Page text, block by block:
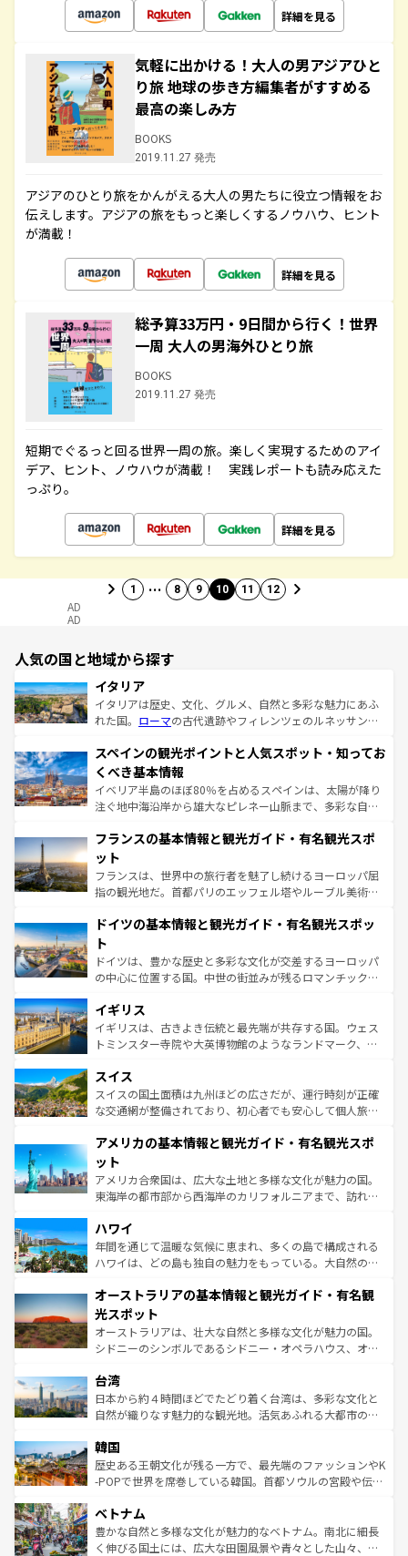
詳細を見る
気軽に出かける！大人の男アジアひと
り旅 地球の歩き方編集者がすすめる
最高の楽しみ方
BOOKS
2019.11.27 発売
アジアのひとり旅をかんがえる大人の男たちに役立つ情報をお
伝えします。アジアの旅をもっと楽しくするノウハウ、ヒント
が満載！
詳細を見る
総予算33万円・9日間から行く！世界
一周 大人の男海外ひとり旅
BOOKS
2019.11.27 発売
短期でぐるっと回る世界一周の旅。楽しく実現するためのアイ
デア、ヒント、ノウハウが満載！ 実践レポートも読み応えた
っぷり。
詳細を見る
1 … 8 9 10 11 12
AD
AD
人気の国と地域から探す
イタリア
イタリアは歴史、文化、グルメ、自然と多彩な魅力にあふ
れた国。 ローマの古代遺跡やフィレンツェのルネッサンス
ろん、トスカーナの美しい田園風景やアマルフィ海岸の絶
景など、自然景観も見逃せない。観光の合間には、本場の
ピザやパスタなど、絶品のイタリア料理を堪能することも
できる。朝目覚めてから夜眠るまで、すべての瞬間を楽し
なお、新着のイタリア情報はコンテンツ一覧を参照してほ
しい。
スペインの観光ポイントと人気スポット・知ってお
くべき基本情報
イベリア半島のほぼ80％を占めるスペインは、太陽が降り
注ぐ地中海沿岸から雄大なピレネー山脈まで、多彩な自然
文化が根付くこの国では、情熱的なフラメンコ、熱気あふ
れる闘牛、そして美味しいタパスが生活の一部となってい
る。首都マドリードの洗練された雰囲気や、バルセロナの
アートに溢れた街角から、地方では古代ローマ遺跡や中世
せる。地方によって風土や気候が異なるスペインはその個
ンテンツ一覧 を参照してほしい。
フランスの基本情報と観光ガイド・有名観光スポ
ット
フランスは、世界中の旅行者を魅了し続けるヨーロッパ屈
指の観光地だ。首都パリのエッフェル塔やルーブル美術館
で、幅広い魅力が詰まっている。華麗な宮殿、歴史的な大
聖堂、美しいビーチ、そして豊かな自然が、訪れる者を心
から魅了する。また、フランスは美食の国としても知ら
れ、フランス料理はユネスコ無形文化遺産にも登録されて
香り高いラベンダー畑など、多彩な楽しみ方が可能だ。さ
らに、パリ以外の地域にも魅力が溢れており、どの街角に
も豊かな歴史と文化が息づいている。パリ以外の個性あふ
を参照してほしい。
ドイツの基本情報と観光ガイド・有名観光スポッ
ト
ドイツは、豊かな歴史と多彩な文化が交差するヨーロッパ
の中心に位置する国。中世の街並みが残るロマンチック街
顔を持つこの国は、どこを歩いても飽きることがない。ベ
ルリンの文化的活気、バイエルン州のアルプスの絶景、そ
してライン川沿いのワイン畑といった風景は必見。ビール
は、お酒好きな人にはぜひ体験してほしい。 なお、新着の
ドイツ情報はコンテンツ一覧を参照してほしい。
イギリス
イギリスは、古きよき伝統と最先端が共存する国。ウェス
トミンスター寺院や大英博物館のようなランドマーク、歴
リアごとに異なる魅力がある。また、優雅なアフタヌーン
ティー、ビール好きにはたまらない英国パブ、サッカー観
戦など、本場だからこそできる体験も豊富。イギリスを旅
ンツ一覧を参照してほしい。
スイス
スイスの国土面積は九州ほどの広さだが、運行時刻が正確
な交通網が整備されており、初心者でも安心して個人旅行
の建物がそのまま残る町や、スイスならではのユニークな
博物館もあり、アルプス観光だけでなく町歩きも満喫する
ことができる。国民の所得が高いため物価も高いが、旅行
者向けの交通パス提供のサービスもあり、うまく活用すれ
着のスイス情報は
アメリカの基本情報と観光ガイド・有名観光スポ
ット
アメリカ合衆国は、広大な土地と多様な文化が魅力の国。
東海岸の都市部から西海岸のカリフォルニアまで、訪れる
のような巨大都市は、観光、ショッピング、エンターテイ
ンメントが詰まった刺激的なスポットだ。一方、アメリカ
西部には大自然が広がり、グランドキャニオンやイエロー
部のニューオーリンズでは、音楽と美食が融合した独特の
文化が魅力。旅行者はアメリカの各地域で異なる魅力を楽
しみながら、その多様性と豊かな歴史を感じることができ
るだろう。車でのロードトリップや列車の旅も、アメリカ
情報は
ハワイ
年間を通じて温暖な気候に恵まれ、多くの島で構成される
ハワイは、どの島も独自の魅力をもっている。大自然の神
ワイ島は見逃せない。また、定番の観光地といえばオアフ
島だが、静かな自然を求めるならマウイ島やカウアイ島が
おすすめ。エメラルドグリーンに輝く海をはじめ、豊かな
文化や歴史が息づいている。「アロハスピリット」と呼ば
人々、おいしいローカルフードやハワイアンミュージッ
ク、伝統的なフラダンスなど、すべてがハワイの魅力を彩
っている。訪れるたびに新しい発見と感動が待っているハ
はコンテンツ一覧
オーストラリアの基本情報と観光ガイド・有名観
光スポット
オーストラリアは、壮大な自然と多様な文化が魅力の国。
シドニーのシンボルであるシドニー・オペラハウス、オー
リアリーフや大陸中央部にそびえるウルル（エアーズロッ
ク）、タスマニアの美しい原生林やケアンズの熱帯雨林な
ど、見どころがたくさん。また、カフェやワイン、オージ
いる。アクティビティも充実しており、サーフィンやダイ
ビング、ハイキングなど、アウトドア好きにはたまらな
い。オーストラリアの多彩な魅力を存分に味わいつくそ
参照してほしい。
台湾
日本から約４時間ほどでたどり着く台湾は、多彩な文化と
自然が織りなす魅力的な観光地。活気あふれる大都市の台
ン）、静ひつな山岳地帯である台湾東部など、都市の喧騒
と山間の静けさが共存しており、訪れる人に新しい発見と
驚きをもたらしてくれる。また、奥深い台湾の食文化も魅
容にもいいと評判のスイーツなど、バラエティ豊かな料理
が味わえる。 なお、新着の台湾情報は コンテンツ一覧を参
照してほしい。
韓国
歴史ある王朝文化が残る一方で、最先端のファッションやK
-POPで世界を席巻している韓国。首都ソウルの宮殿や伝統
き、地方に足を延ばせば四季折々の自然美を楽しむことが
できる。そして、キムチや焼肉、絶品のストリートフード
まで、さまざまな韓国料理が待っている。夜には、韓国な
ベトナム
豊かな自然と多様な文化が魅力的なベトナム。南北に細長
く伸びる国土には、広大な田園風景や青々とした山々、世